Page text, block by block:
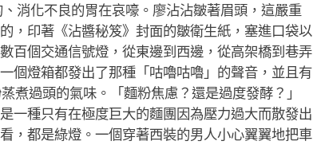
化不良的胃在哀嚎。廖沾沾皺著眉頭，這嚴重
，印著《沾醬秘笈》封面的皺衛生紙，塞進口袋以
百個交通信號燈，從東邊到西邊，從高架橋到巷弄
個燈箱都發出了那種「咕嚕咕嚕」的聲音，並且有
過頭的氣味。「麵粉焦慮？還是過度發酵？」
一種只有在極度巨大的麵團因為壓力過大而散發出
，都是綠燈。一個穿著西裝的男人小心翼翼地把車